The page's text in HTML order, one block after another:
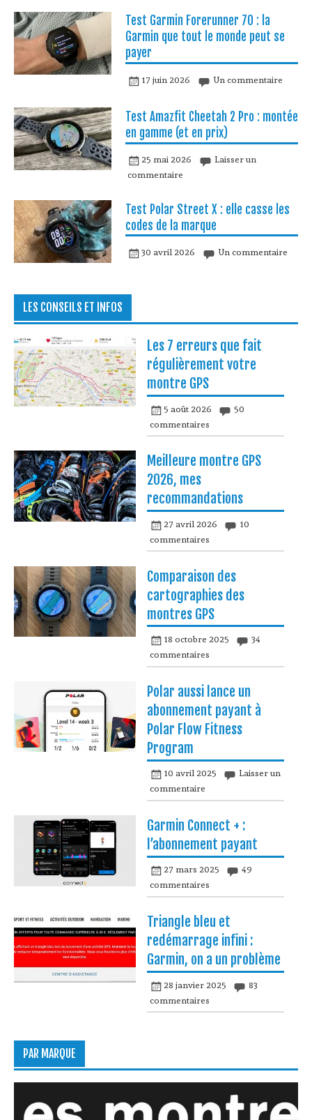
Test Garmin Forerunner 70 : la
Garmin que tout le monde peut se
payer
17 juin 2026 Un commentaire
Test Amazfit Cheetah 2 Pro : montée
en gamme (et en prix)
25 mai 2026
Laisser un
commentaire
Test Polar Street X : elle casse les
codes de la marque
30 avril 2026 Un commentaire
LES CONSEILS ET INFOS
Les 7 erreurs que fait
régulièrement votre
montre GPS
5 août 2026
50
commentaires
Meilleure montre GPS
2026, mes
recommandations
27 avril 2026
10
commentaires
Comparaison des
cartographies des
montres GPS
18 octobre 2025
34
commentaires
Polar aussi lance un
abonnement payant à
Polar Flow Fitness
Program
10 avril 2025
Laisser un
commentaire
Garmin Connect + :
l’abonnement payant
27 mars 2025
49
commentaires
Triangle bleu et
redémarrage infini :
Garmin, on a un problème
28 janvier 2025
83
commentaires
PAR MARQUE